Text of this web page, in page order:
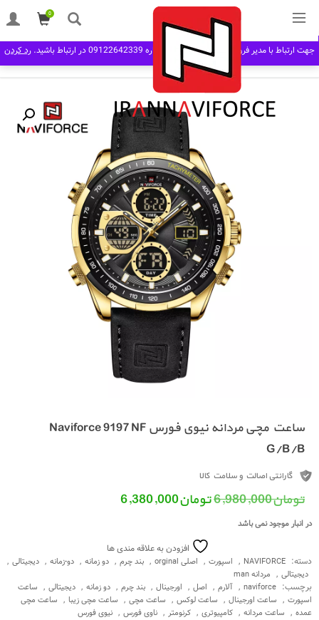
0
خانه مردانه man بند چرم
ساعت مچی مردانه نیوی فورس Naviforce 9197 NF
G/B/B
ساعت مچی مردانه نیوی فورس Naviforce 9197 NF
G/B/B
گارانتی اصالت و سلامت کالا
تومان6,980,000قیمت اصلی: تومان6,980,000 بود.
تومان6,380,000قیمت فعلی: تومان6,380,000.
در انبار موجود نمی باشد
افزودن به علاقه مندی ها
دسته: NAVIFORCE
, اسپورت , اصلی orginal , بند چرم , دو زمانه , دو-زمانه , دیجیتالی ,
دیجیتالی , مردانه man
برچسب: naviforce
, آلارم , اصل , اورجینال , بند چرم , دو زمانه , دیجیتالی , ساعت
اسپورت , ساعت اورجینال , ساعت لوکس , ساعت مچی , ساعت مچی زیبا , ساعت مچی
عمده , ساعت مردانه , کامپیوتری , کرنومتر , ناوی فورس , نیوی فورس
جهت ارتباط با مدیر فروش در نرم افزار بله به شماره 09122642339 در ارتباط باشید. رد کردن